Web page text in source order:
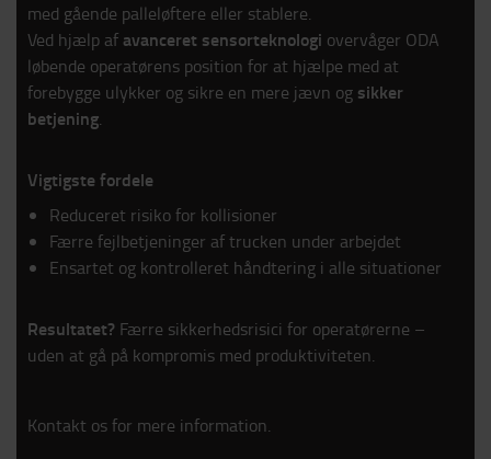
med gående palleløftere eller stablere.
Ved hjælp af avanceret sensorteknologi overvåger ODA
løbende operatørens position for at hjælpe med at
forebygge ulykker og sikre en mere jævn og sikker
betjening.
Vigtigste fordele
Reduceret risiko for kollisioner
Færre fejlbetjeninger af trucken under arbejdet
Ensartet og kontrolleret håndtering i alle situationer
Resultatet? Færre sikkerhedsrisici for operatørerne –
uden at gå på kompromis med produktiviteten.
Kontakt os for mere information.